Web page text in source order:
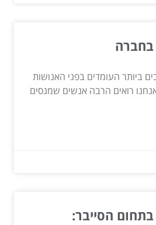
ביותר העומדים בפני האנושות
רואים הרבה אנשים שמנסים
בתחום הסייבר: